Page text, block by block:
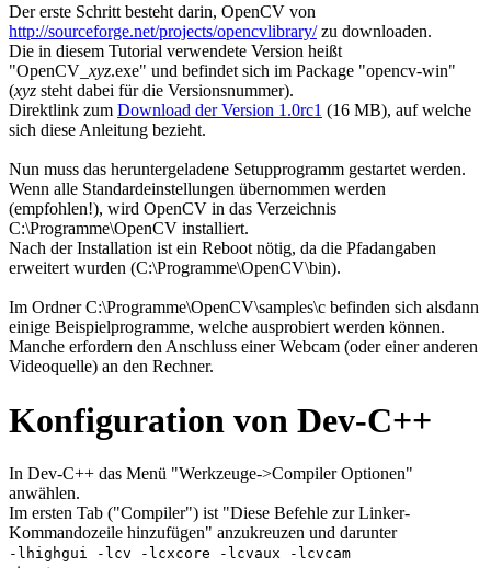
Der erste Schritt besteht darin, OpenCV von
http://sourceforge.net/projects/opencvlibrary/zu downloaden.
Die in diesem Tutorial verwendete Version heißt
"OpenCV_ xyz.exe" und befindet sich im Package "opencv-win"
(xyz steht dabei für die Versionsnummer).
Direktlink zum Download der Version 1.0rc1 (16 MB), auf welche
sich diese Anleitung bezieht.
Nun muss das heruntergeladene Setupprogramm gestartet werden.
Wenn alle Standardeinstellungen übernommen werden
(empfohlen!), wird OpenCV in das Verzeichnis
C:\Programme\OpenCV installiert.
Nach der Installation ist ein Reboot nötig, da die Pfadangaben
erweitert wurden (C:\Programme\OpenCV\bin).
Im Ordner C:\Programme\OpenCV\samples\c befinden sich alsdann
einige Beispielprogramme, welche ausprobiert werden können.
Manche erfordern den Anschluss einer Webcam (oder einer anderen
Videoquelle) an den Rechner.
Konfiguration von Dev-C++
In Dev-C++ das Menü "Werkzeuge->Compiler Optionen"
anwählen.
Im ersten Tab ("Compiler") ist "Diese Befehle zur Linker-
Kommandozeile hinzufügen" anzukreuzen und darunter
-lhighgui -lcv -lcxcore -lcvaux -lcvcam